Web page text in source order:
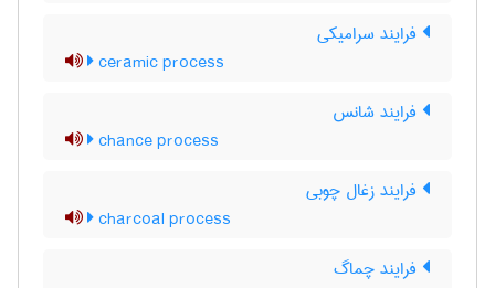
فرایند سرامیکی
ceramic process
فرایند شانس
chance process
فرایند زغال چوبی
charcoal process
فرایند چماگ